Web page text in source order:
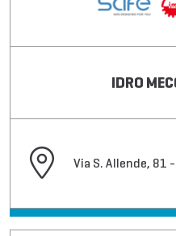
IDRO
Via S. Allende, 81